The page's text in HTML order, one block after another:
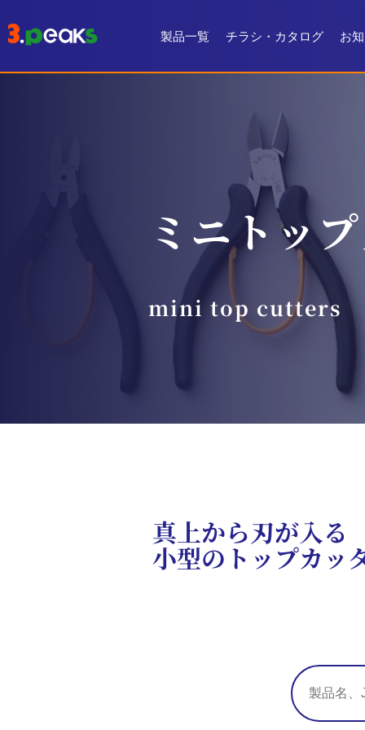
製品一覧
チラシ・カタログ
お
ミニトッ
mini top cutters
真上から刃が入る
小型のトップカッ